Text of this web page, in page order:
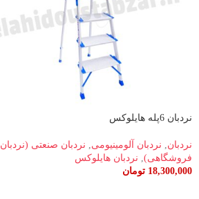
نردبان 6پله هایلوکس
نردبان نردبان آلومینیومی
نردبان صنعتی (نردبان
فروشگاهی) نردبان هایلوکس
18,300,000 تومان